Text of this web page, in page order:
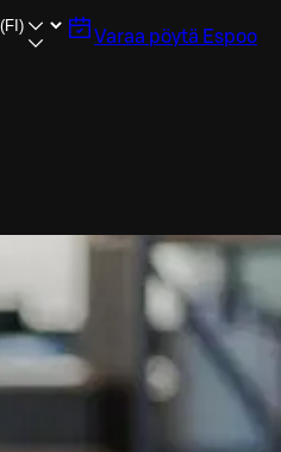
Varaa pöytä Espoo